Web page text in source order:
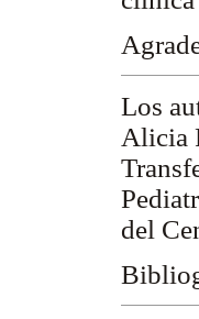
Los
Alicia
del